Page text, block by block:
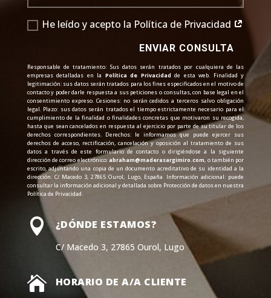
He leído y acepto la Política de Privacidad
ENVIAR CONSULTA
Responsable de tratamiento: Sus datos serán tratados por cualquiera de las
empresas detalladas en la Política de Privacidad de esta web. Finalidad y
legitimación: sus datos serán tratados para los fines especificados en el motivo de
contacto y poder darle respuesta a sus peticiones o consultas, con base legal en el
consentimiento expreso. Cesiones: no serán cedidos a terceros salvo obligación
legal. Plazo: sus datos serán tratados el tiempo estrictamente necesario para el
cumplimiento de la finalidad o finalidades concretas que motivaron su recogida,
hasta que sean cancelados en respuesta al ejercicio por parte de su titular de los
derechos correspondientes. Derechos: le informamos que puede ejercer sus
derechos de acceso, rectificación, cancelación y oposición al tratamiento de sus
datos a través de este formulario de contacto o dirigiéndose a la siguiente
dirección de correo electrónico:abraham@maderasargimiro.com, o también por
escrito, adjuntando una copia de un documento acreditativo de su identidad a la
dirección: C/ Macedo 3, 27865 Ourol, Lugo, España. Información adicional: puede
consultar la información adicional y detallada sobre Protección de datos en nuestra
Política de Privacidad.
 ¿DÓNDE ESTAMOS?
C/ Macedo 3, 27865 Ourol, Lugo
 HORARIO DE A/A CLIENTE